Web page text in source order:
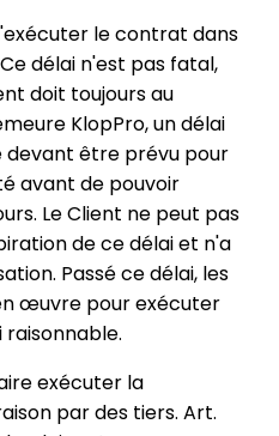
le contrat dans
délai n'est pas fatal,
doit toujours au
KlopPro, un délai
devant être prévu pour
avant de pouvoir
Le Client ne peut pas
de ce délai et n'a
Passé ce délai, les
œuvre pour exécuter
exécuter la
par des tiers. Art.